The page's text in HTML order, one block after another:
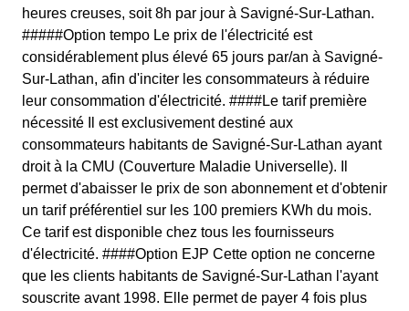
heures creuses, soit 8h par jour à Savigné-Sur-Lathan.
#####Option tempo Le prix de l'électricité est
considérablement plus élevé 65 jours par/an à Savigné-
Sur-Lathan, afin d'inciter les consommateurs à réduire
leur consommation d'électricité. ####Le tarif première
nécessité Il est exclusivement destiné aux
consommateurs habitants de Savigné-Sur-Lathan ayant
droit à la CMU (Couverture Maladie Universelle). Il
permet d'abaisser le prix de son abonnement et d'obtenir
un tarif préférentiel sur les 100 premiers KWh du mois.
Ce tarif est disponible chez tous les fournisseurs
d'électricité. ####Option EJP Cette option ne concerne
que les clients habitants de Savigné-Sur-Lathan l'ayant
souscrite avant 1998. Elle permet de payer 4 fois plus